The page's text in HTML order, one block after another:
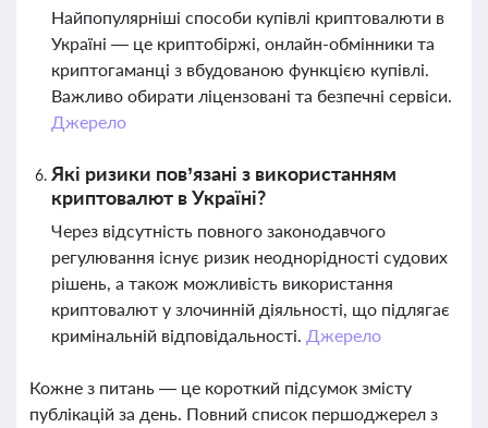
Найпопулярніші способи купівлі криптовалюти в
Україні — це криптобіржі, онлайн-обмінники та
криптогаманці з вбудованою функцією купівлі.
Важливо обирати ліцензовані та безпечні сервіси.
Джерело
Які ризики пов’язані з використанням
криптовалют в Україні?
Через відсутність повного законодавчого
регулювання існує ризик неоднорідності судових
рішень, а також можливість використання
криптовалют у злочинній діяльності, що підлягає
кримінальній відповідальності. Джерело
Кожне з питань — це короткий підсумок змісту
публікацій за день. Повний список першоджерел з